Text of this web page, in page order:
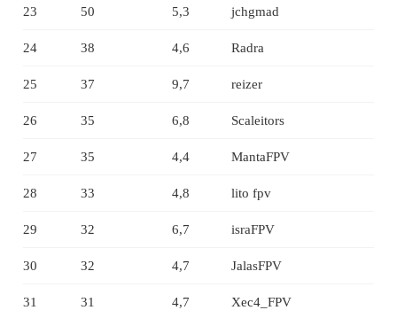
23 50 5,3 jchgmad
24 38 4,6 Radra
25 37 9,7 reizer
26 35 6,8 Scaleitors
27 35 4,4 MantaFPV
28 33 4,8 lito fpv
29 32 6,7 israFPV
30 32 4,7 JalasFPV
31 31 4,7 Xec4_FPV